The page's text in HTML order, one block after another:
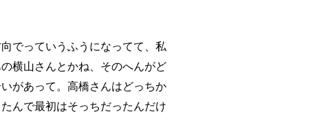
でっていうふうになってて、私
横山さんとかね、そのへんがど
があって。高橋さんはどっちか
んで最初はそっちだったんだけ